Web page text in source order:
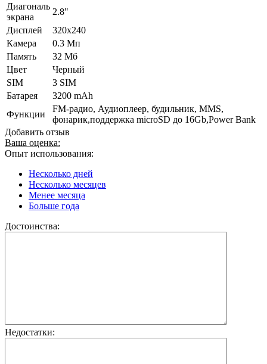
Диагональ
экрана
2.8"
Дисплей
320х240
Камера
0.3 Мп
Память
32 Мб
Цвет
Черный
SIM
3 SIM
Батарея
3200 mAh
Функции
FM-радио, Аудиоплеер, будильник, MMS,
фонарик,поддержка microSD до 16Gb,Power Bank
Добавить отзыв
Ваша оценка:
Опыт использования:
Несколько дней
Несколько месяцев
Менее месяца
Больше года
Достоинства:
Недостатки: